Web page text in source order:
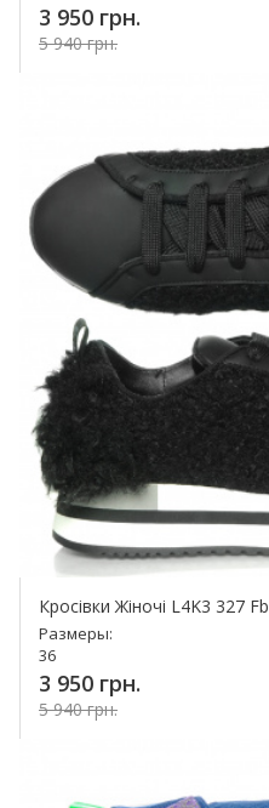
3 950 грн.
5 940 грн.
Кросівки Жіночі L4K3 327 Fb
Размеры:
36
3 950 грн.
5 940 грн.